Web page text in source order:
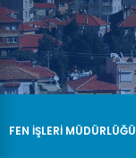
FEN İŞLERİ MÜDÜRLÜĞÜ